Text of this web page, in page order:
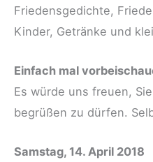
Friedensgedichte,
Kinder, Getränke und
Einfach mal
Es würde uns freuen,
begrüßen zu dürfen.
Samstag, 14. April 2018